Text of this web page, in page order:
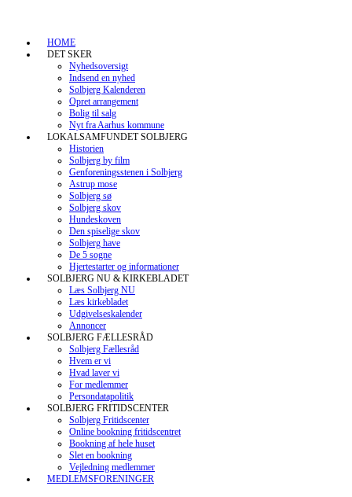
HOME
DET SKER
Nyhedsoversigt
Indsend en nyhed
Solbjerg Kalenderen
Opret arrangement
Bolig til salg
Nyt fra Aarhus kommune
LOKALSAMFUNDET SOLBJERG
Historien
Solbjerg by film
Genforeningsstenen i Solbjerg
Astrup mose
Solbjerg sø
Solbjerg skov
Hundeskoven
Den spiselige skov
Solbjerg have
De 5 sogne
Hjertestarter og informationer
SOLBJERG NU & KIRKEBLADET
Læs Solbjerg NU
Læs kirkebladet
Udgivelseskalender
Annoncer
SOLBJERG FÆLLESRÅD
Solbjerg Fællesråd
Hvem er vi
Hvad laver vi
For medlemmer
Persondatapolitik
SOLBJERG FRITIDSCENTER
Solbjerg Fritidscenter
Online bookning fritidscentret
Bookning af hele huset
Slet en bookning
Vejledning medlemmer
MEDLEMSFORENINGER